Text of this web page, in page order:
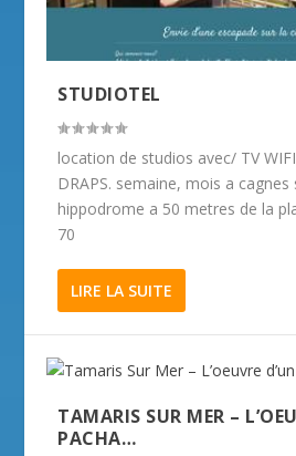
STUDIOTEL
location de studios avec/ TV
DRAPS. semaine, mois a
hippodrome a 50 metres de la
70
LIRE LA SUITE
TAMARIS SUR MER –
PACHA…